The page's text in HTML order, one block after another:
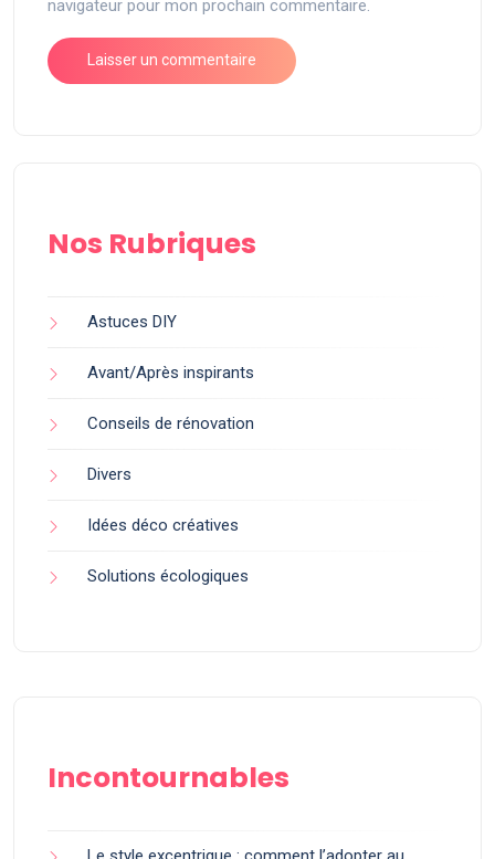
navigateur pour mon prochain commentaire.
Nos Rubriques
Astuces DIY
Avant/Après inspirants
Conseils de rénovation
Divers
Idées déco créatives
Solutions écologiques
Incontournables